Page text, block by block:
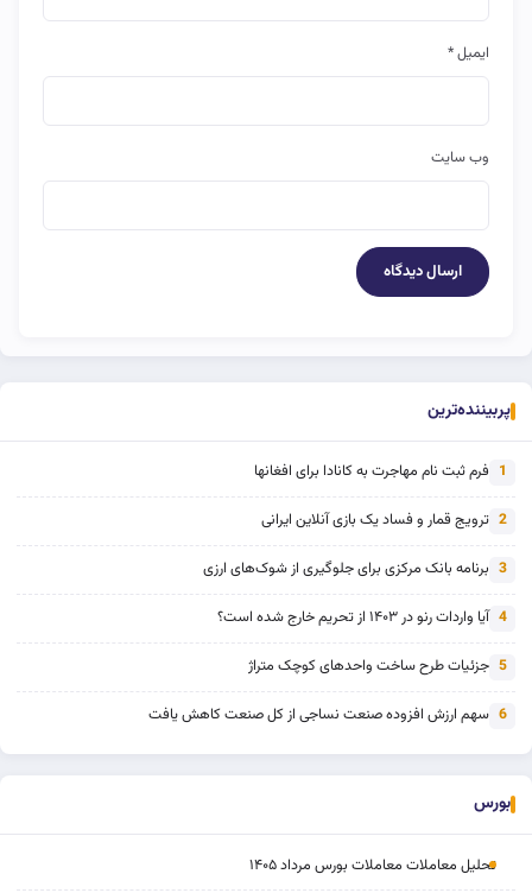
ایمیل*
وب‌ سایت
پربیننده‌ترین
1 فرم ثبت نام مهاجرت به کانادا برای افغانها
2 ترویج قمار و فساد یک بازی آنلاین ایرانی
3 برنامه بانک مرکزی برای جلوگیری از شوک‌های ارزی
4 آیا واردات رنو در ۱۴۰۳ از تحریم خارج شده است؟
5 جزئیات طرح ساخت واحدهای کوچک متراژ
6 سهم ارزش افزوده صنعت نساجی از کل صنعت کاهش یافت
بورس
تحلیل معاملات معاملات بورس مرداد ۱۴۰۵